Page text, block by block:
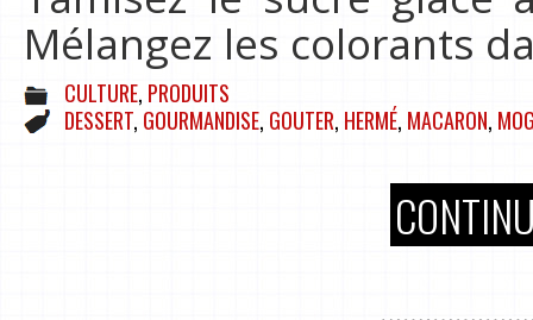
Mélangez les colorants
CULTURE, PRODUITS
DESSERT, GOURMANDISE, GOUTER, HERMÉ, MACARON,